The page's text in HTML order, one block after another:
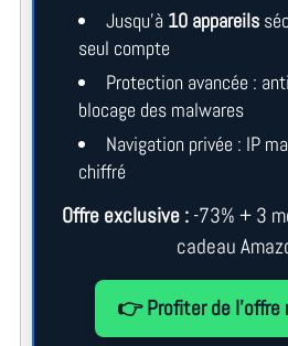
Jusqu’à 10 appareils
seul compte
Protection avancée :
blocage des malwares
Navigation privée : IP
chiffré
Offre exclusive :-73% + 3
cadeau
👉 Profiter de